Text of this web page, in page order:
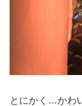
とにかく…かわ